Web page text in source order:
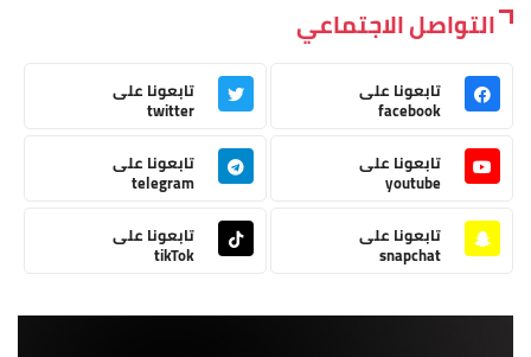
التواصل الاجتماعي
تابعونا على
facebook
تابعونا على
twitter
تابعونا على
youtube
تابعونا على
telegram
تابعونا على
snapchat
تابعونا على
tikTok